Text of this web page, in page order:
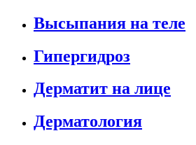
Высыпания на теле
Гипергидроз
Дерматит на лице
Дерматология